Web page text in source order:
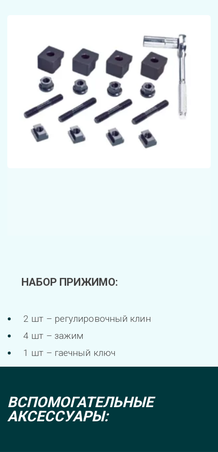
НАБОР ПРИЖИМО:
2 шт – регулировочный клин
4 шт – зажим
1 шт – гаечный ключ
ВСПОМОГАТЕЛЬНЫЕ
АКСЕССУАРЫ: